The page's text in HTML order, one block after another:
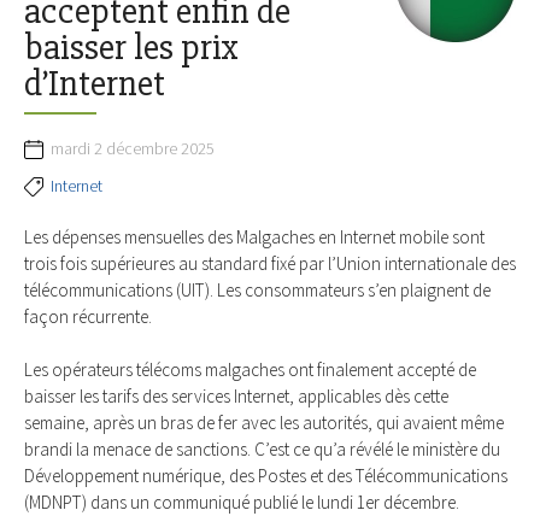
acceptent enfin de
baisser les prix
d’Internet
mardi 2 décembre 2025
Internet
Les dépenses mensuelles des Malgaches en Internet mobile sont
trois fois supérieures au standard fixé par l’Union internationale des
télécommunications (UIT). Les consommateurs s’en plaignent de
façon récurrente.
Les opérateurs télécoms malgaches ont finalement accepté de
baisser les tarifs des services Internet, applicables dès cette
semaine, après un bras de fer avec les autorités, qui avaient même
brandi la menace de sanctions. C’est ce qu’a révélé le ministère du
Développement numérique, des Postes et des Télécommunications
(MDNPT) dans un communiqué publié le lundi 1er décembre.